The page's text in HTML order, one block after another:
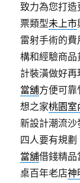
致力為您打
票類型未上市
雷射手術的費
構和經驗商
計裝潢做好
當舖方便可
想之家桃園室
新設計潮流
四人要有規
當舖借錢精品
桌百年老店神